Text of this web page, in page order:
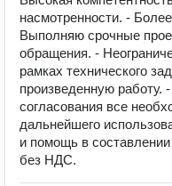
насмотренности. -
Выполняю срочные
обращения. -
рамках технического
произведенную работу.
согласования все
дальнейшего
и помощь в
без НДС.